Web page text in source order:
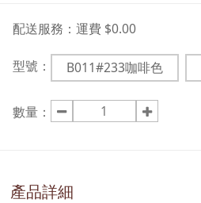
配送服務： 運費 $0.00
型號： B011#233咖啡色
數量：
產品詳細